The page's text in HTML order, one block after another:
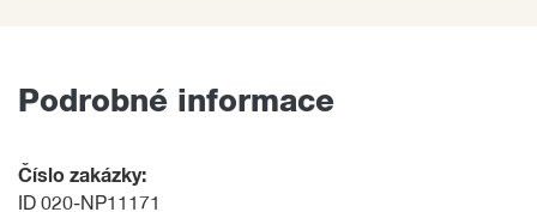
Podrobné informace
Číslo zakázky:
ID 020-NP11171